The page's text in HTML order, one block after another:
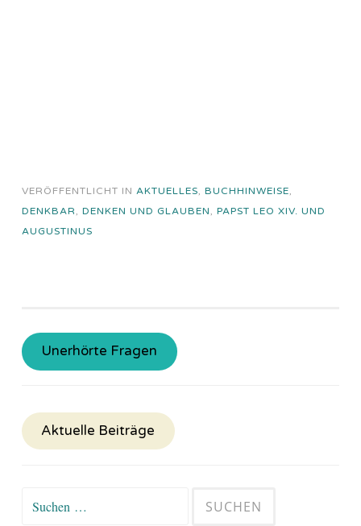
VERÖFFENTLICHT IN AKTUELLES, BUCHHINWEISE,
DENKBAR, DENKEN UND GLAUBEN, PAPST LEO XIV. UND
AUGUSTINUS
Unerhörte Fragen
Aktuelle Beiträge
Suchen